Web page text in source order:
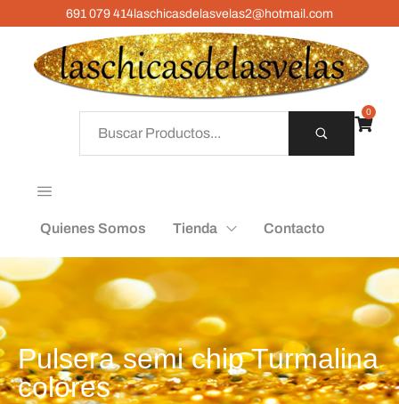
691 079 414laschicasdelasvelas2@hotmail.com
Quienes Somos Tienda Contacto
0
Pulsera semi chip Turmalina
colores